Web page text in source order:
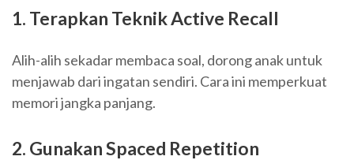
1. Terapkan Teknik Active Recall
Alih-alih sekadar membaca soal, dorong anak untuk
menjawab dari ingatan sendiri. Cara ini memperkuat
memori jangka panjang.
2. Gunakan Spaced Repetition